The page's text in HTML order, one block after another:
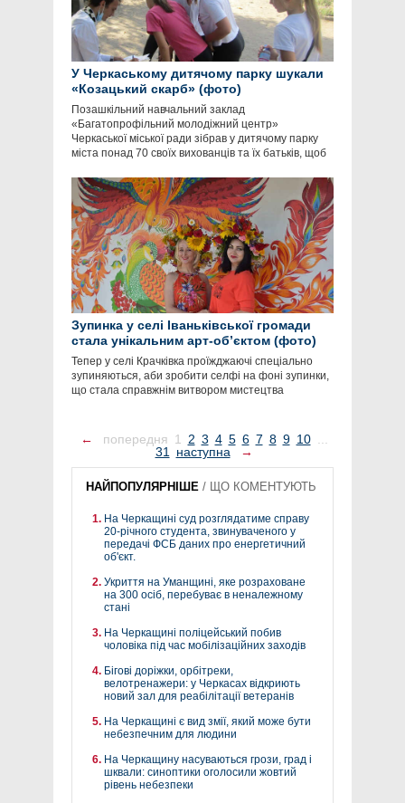
У Черкаському дитячому парку шукали
«Козацький скарб» (фото)
Позашкільний навчальний заклад
«Багатопрофільний молодіжний центр»
Черкаської міської ради зібрав у дитячому парку
міста понад 70 своїх вихованців та їх батьків, щоб
Зупинка у селі Іваньківської громади
стала унікальним арт-об’єктом (фото)
Тепер у селі Крачківка проїжджаючі спеціально
зупиняються, аби зробити селфі на фоні зупинки,
що стала справжнім витвором мистецтва
← попередня 1 2 3 4 5 6 7 8 9 10 ...
31 наступна →
НАЙПОПУЛЯРНІШЕ / ЩО КОМЕНТУЮТЬ
На Черкащині суд розглядатиме справу
20-річного студента, звинуваченого у
передачі ФСБ даних про енергетичний
об'єкт.
Укриття на Уманщині, яке розраховане
на 300 осіб, перебуває в неналежному
стані
На Черкащині поліцейський побив
чоловіка під час мобілізаційних заходів
Бігові доріжки, орбітреки,
велотренажери: у Черкасах відкриють
новий зал для реабілітації ветеранів
На Черкащині є вид змії, який може бути
небезпечним для людини
На Черкащину насуваються грози, град і
шквали: синоптики оголосили жовтий
рівень небезпеки